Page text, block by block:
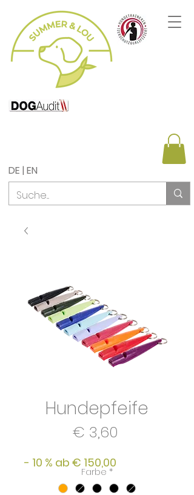
DE | EN
Hundepfeife
€ 3,60
- 10 % ab € 150,00
Farbe *